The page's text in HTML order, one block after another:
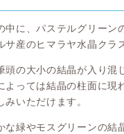
中に、パステルグリーン
サ産のヒマラヤ水晶クラ
頭の大小の結晶が入り混
よっては結晶の柱面に現
いただけます。
な緑やモスグリーンの結